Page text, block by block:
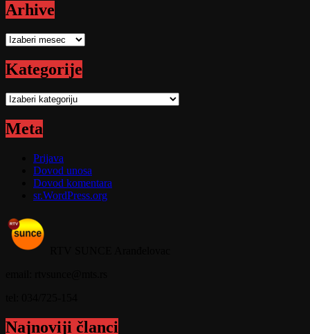
Arhive
Arhive
Kategorije
Kategorije
Meta
Prijava
Dovod unosa
Dovod komentara
sr.WordPress.org
Najnoviji članci